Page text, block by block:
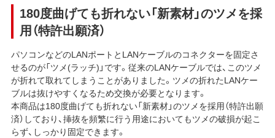
180度曲げても折れない「新素材」のツメを採
用（特許出願済）
パソコンなどのLANポートとLANケーブルのコネクターを固定さ
せるのが「ツメ(ラッチ)」です。従来のLANケーブルでは、このツメ
が折れて取れてしまうことがありました。ツメの折れたLANケー
ブルは抜けやすくなるため交換が必要となります。
本商品は180度曲げても折れない「新素材」のツメを採用（特許出願
済）しており、挿抜を頻繁に行う用途においてもツメの破損が起こ
らず、しっかり固定できます。